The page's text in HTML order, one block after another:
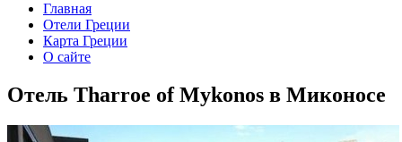
Главная
Отели Греции
Карта Греции
О сайте
Отель Tharroe of Mykonos в Миконосе